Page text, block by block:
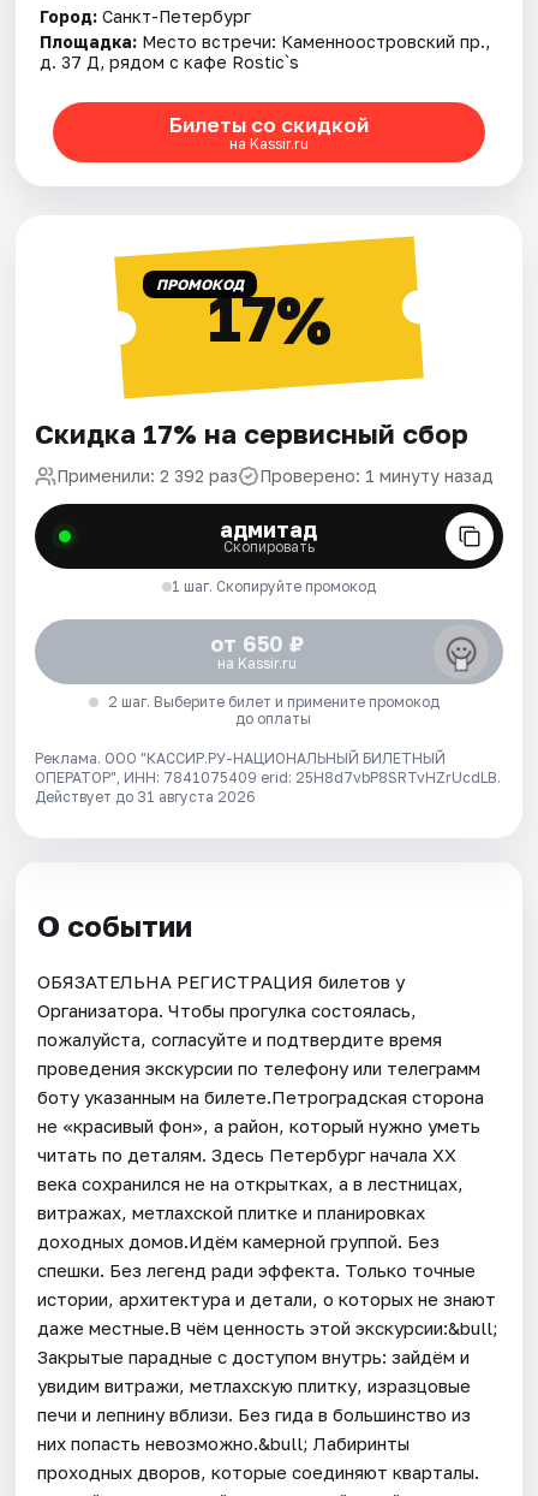
Город: Санкт-Петербург
Площадка: Место встречи: Каменноостровский пр.,
д. 37 Д, рядом с кафе Rostic`s
Билеты со скидкой
на Kassir.ru
ПРОМОКОД17%
Скидка 17% на сервисный сбор
Применили: 2 392 раз Проверено: 1 минуту назад
адмитад
Скопировать
1 шаг. Скопируйте промокод
от 650 ₽
на Kassir.ru
2 шаг. Выберите билет и примените промокод
до оплаты
Реклама. ООО "КАССИР.РУ-НАЦИОНАЛЬНЫЙ БИЛЕТНЫЙ
ОПЕРАТОР", ИНН: 7841075409 erid: 25H8d7vbP8SRTvHZrUcdLB.
Действует до 31 августа 2026
О событии
ОБЯЗАТЕЛЬНА РЕГИСТРАЦИЯ билетов у
Организатора. Чтобы прогулка состоялась,
пожалуйста, согласуйте и подтвердите время
проведения экскурсии по телефону или телеграмм
боту указанным на билете.Петроградская сторона
не «красивый фон», а район, который нужно уметь
читать по деталям. Здесь Петербург начала XX
века сохранился не на открытках, а в лестницах,
витражах, метлахской плитке и планировках
доходных домов.Идём камерной группой. Без
спешки. Без легенд ради эффекта. Только точные
истории, архитектура и детали, о которых не знают
даже местные.В чём ценность этой экскурсии:&bull;
Закрытые парадные с доступом внутрь: зайдём и
увидим витражи, метлахскую плитку, изразцовые
печи и лепнину вблизи. Без гида в большинство из
них попасть невозможно.&bull; Лабиринты
проходных дворов, которые соединяют кварталы.